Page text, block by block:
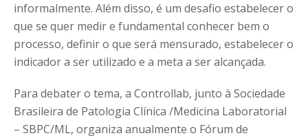
informalmente. Além disso, é um desafio estabelecer o
que se quer medir e fundamental conhecer bem o
processo, definir o que será mensurado, estabelecer o
indicador a ser utilizado e a meta a ser alcançada.
Para debater o tema, a Controllab, junto à Sociedade
Brasileira de Patologia Clínica /Medicina Laboratorial
– SBPC/ML, organiza anualmente o Fórum de